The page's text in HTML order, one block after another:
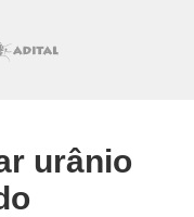
urânio